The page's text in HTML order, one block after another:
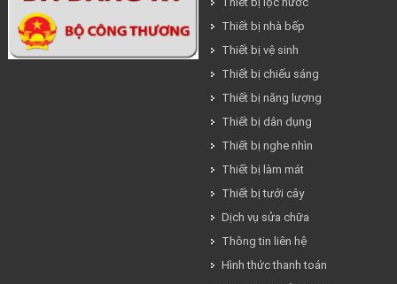
Thiết bị nhà bếp
Thiết bị vệ sinh
Thiết bị chiếu sáng
Thiết bị năng lượng
Thiết bị dân dụng
Thiết bị nghe nhìn
Thiết bị làm mát
Thiết bị tưới cây
Dịch vụ sửa chữa
Thông tin liên hệ
Hình thức thanh toán